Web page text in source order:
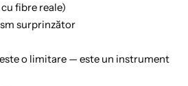
fibre reale)
surprinzător
o limitare — este un instrument